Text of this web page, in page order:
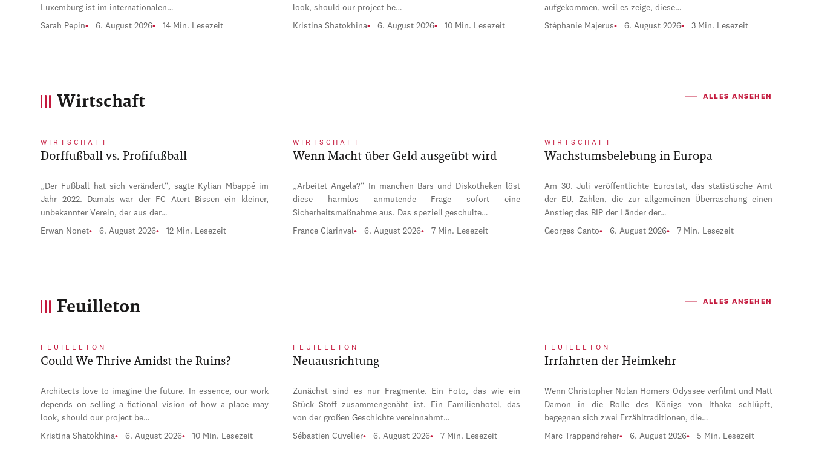
Luxemburg ist im internationalen…
Sarah Pepin 6. August 2026 14 Min. Lesezeit
look, should our project be…
Kristina Shatokhina 6. August 2026 10 Min. Lesezeit
aufgekommen, weil es zeige, diese…
Stéphanie Majerus 6. August 2026 3 Min. Lesezeit
Wirtschaft ALLES ANSEHEN
WIRTSCHAFT
Dorffußball vs. Profifußball
„Der Fußball hat sich verändert“, sagte Kylian Mbappé im
Jahr 2022. Damals war der FC Atert Bissen ein kleiner,
unbekannter Verein, der aus der…
Erwan Nonet 6. August 2026 12 Min. Lesezeit
WIRTSCHAFT
Wenn Macht über Geld ausgeübt wird
„Arbeitet Angela?“ In manchen Bars und Diskotheken löst
diese harmlos anmutende Frage sofort eine
Sicherheitsmaßnahme aus. Das speziell geschulte…
France Clarinval 6. August 2026 7 Min. Lesezeit
WIRTSCHAFT
Wachstumsbelebung in Europa
Am 30. Juli veröffentlichte Eurostat, das statistische Amt
der EU, Zahlen, die zur allgemeinen Überraschung einen
Anstieg des BIP der Länder der…
Georges Canto 6. August 2026 7 Min. Lesezeit
Feuilleton ALLES ANSEHEN
FEUILLETON
Could We Thrive Amidst the Ruins?
Architects love to imagine the future. In essence, our work
depends on selling a fictional vision of how a place may
look, should our project be…
Kristina Shatokhina 6. August 2026 10 Min. Lesezeit
FEUILLETON
Neuausrichtung
Zunächst sind es nur Fragmente. Ein Foto, das wie ein
Stück Stoff zusammengenäht ist. Ein Familienhotel, das
von der großen Geschichte vereinnahmt…
Sébastien Cuvelier 6. August 2026 7 Min. Lesezeit
FEUILLETON
Irrfahrten der Heimkehr
Wenn Christopher Nolan Homers Odyssee verfilmt und Matt
Damon in die Rolle des Königs von Ithaka schlüpft,
begegnen sich zwei Erzähltraditionen, die…
Marc Trappendreher 6. August 2026 5 Min. Lesezeit